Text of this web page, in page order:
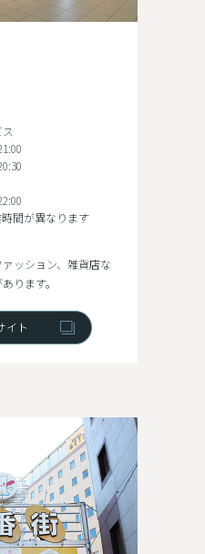
間が異なります
ッション、雑貨店な
ります。
イト